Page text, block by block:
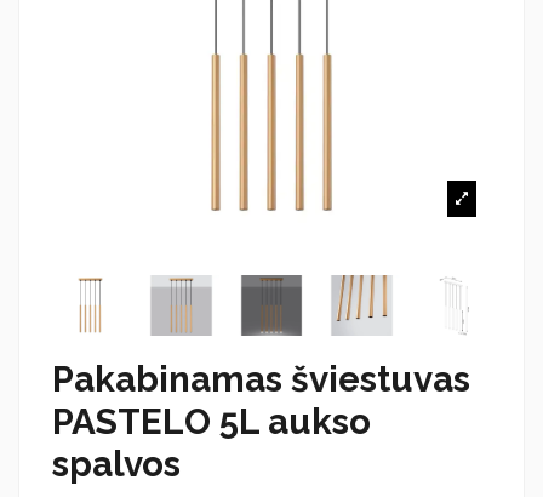
Pakabinamas šviestuvas
PASTELO 5L aukso
spalvos